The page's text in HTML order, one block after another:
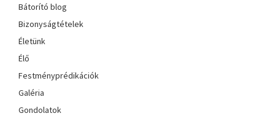
Bátorító blog
Bizonyságtételek
Életünk
Élő
Festményprédikációk
Galéria
Gondolatok